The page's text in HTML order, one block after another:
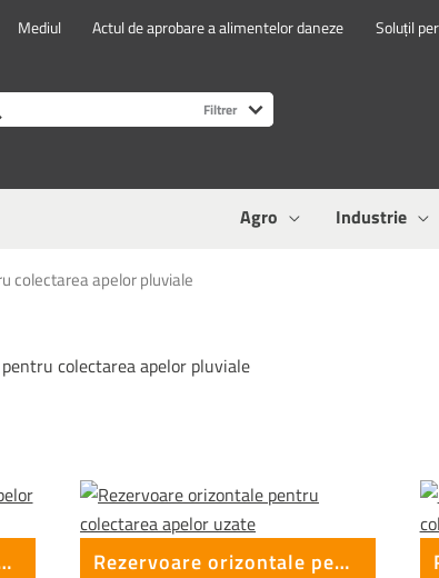
Mediul Actul de aprobare a alimentelor daneze Soluțil
Agro Industrie
colectarea apelor pluviale
colectarea apelor pluviale
apelor uzate GV Rezervoare orizontale pentru colectarea apelor uzate